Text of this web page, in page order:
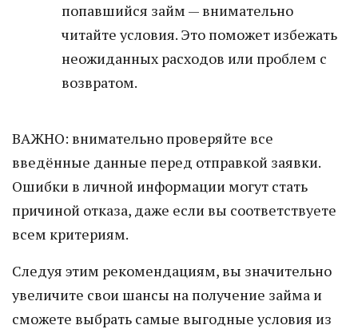
попавшийся займ — внимательно
читайте условия. Это поможет избежать
неожиданных расходов или проблем с
возвратом.
ВАЖНО: внимательно проверяйте все
введённые данные перед отправкой заявки.
Ошибки в личной информации могут стать
причиной отказа, даже если вы соответствуете
всем критериям.
Следуя этим рекомендациям, вы значительно
увеличите свои шансы на получение займа и
сможете выбрать самые выгодные условия из